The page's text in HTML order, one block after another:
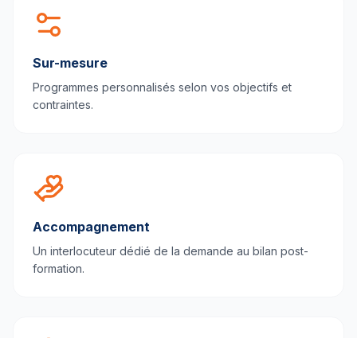
Sur-mesure
Programmes personnalisés selon vos objectifs et
contraintes.
Accompagnement
Un interlocuteur dédié de la demande au bilan post-
formation.